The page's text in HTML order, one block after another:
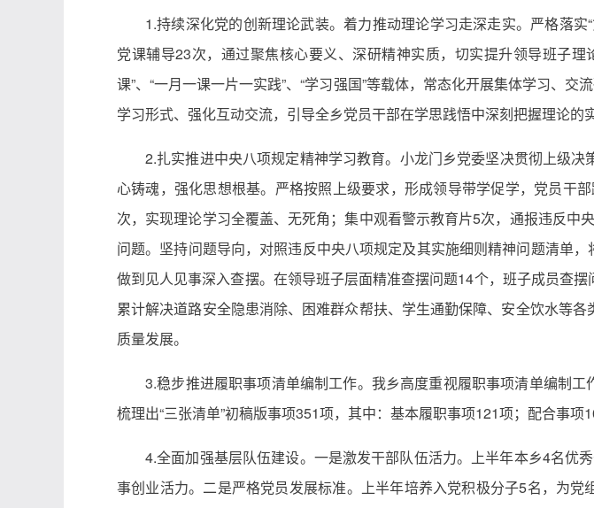
1.持续深化党的创新理论武装。着力推动理论学习走深走实。严格落
党课辅导23次，通过聚焦核心要义、深研精神实质，切实提升领导班子
课”、“一月一课一片一实践”、“学习强国”等载体，常态化开展集体学习、
学习形式、强化互动交流，引导全乡党员干部在学思践悟中深刻把握理论的
2.扎实推进中央八项规定精神学习教育。小龙门乡党委坚决贯彻上级
心铸魂，强化思想根基。严格按照上级要求，形成领导带学促学，党员干
次，实现理论学习全覆盖、无死角；集中观看警示教育片5次，通报违反
问题。坚持问题导向，对照违反中央八项规定及其实施细则精神问题清单
做到见人见事深入查摆。在领导班子层面精准查摆问题14个，班子成员查
累计解决道路安全隐患消除、困难群众帮扶、学生通勤保障、安全饮水等
质量发展。
3.稳步推进履职事项清单编制工作。我乡高度重视履职事项清单编制
梳理出“三张清单”初稿版事项351项，其中：基本履职事项121项；配合事
4.全面加强基层队伍建设。一是激发干部队伍活力。上半年本乡4名优
事创业活力。二是严格党员发展标准。上半年培养入党积极分子5名，为